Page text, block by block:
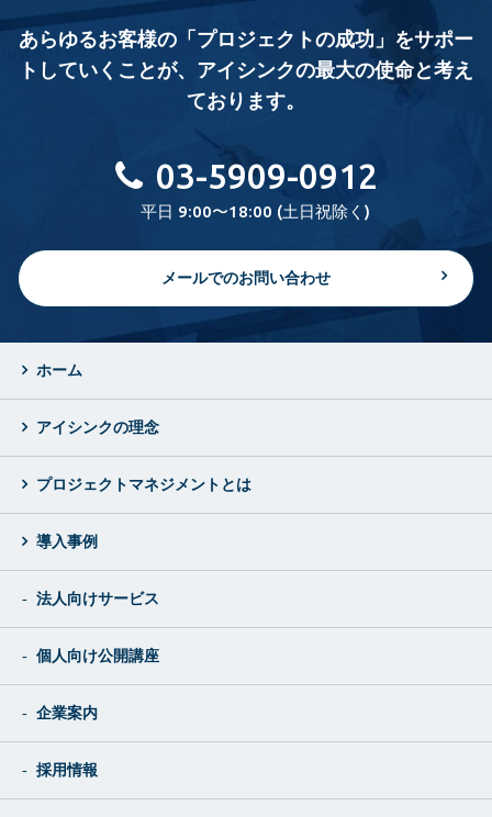
あらゆるお客様の「プロジェクトの成功」をサポー
トしていくことが、 アイシンクの最大の使命と考え
ております。
03-5909-0912
平日 9:00〜18:00 (土日祝除く)
メールでのお問い合わせ
ホーム
アイシンクの理念
プロジェクトマネジメントとは
導入事例
法人向けサービス
個人向け公開講座
企業案内
採用情報